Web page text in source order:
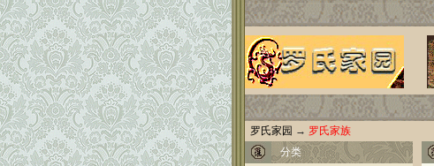
罗氏家园 → 罗氏家族
分类